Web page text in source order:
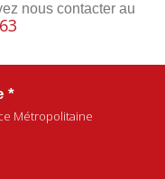
nous contacter au
*
Métropolitaine